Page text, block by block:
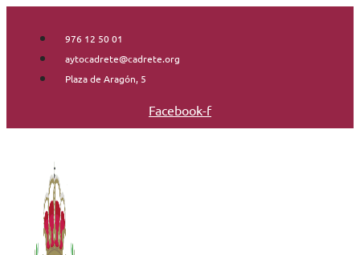
contenido
976 12 50 01
aytocadrete@cadrete.org
Plaza de Aragón, 5
Facebook-f